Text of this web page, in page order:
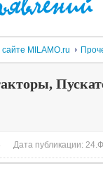
MILAMO.ru
Дата публикации: